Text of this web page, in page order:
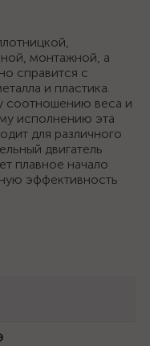
монтажной, а
справится с
и пластика.
соотношению веса и
исполнению эта
для различного
двигатель
плавное начало
эффективность